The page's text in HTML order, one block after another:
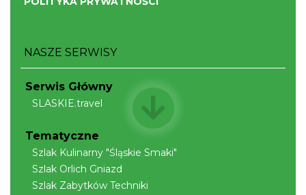
Wystawa plenerowa "Z archiwum Z.
Pamiątki rodzinne Polaków z Zaolzia"
Wisła
22.37 km
NASZE SERWISY
Serwis Główny
SLASKIE.travel
Tematyczne
Szlak Kulinarny "Śląskie Smaki"
Szlak Orlich Gniazd
Szlak Zabytków Techniki